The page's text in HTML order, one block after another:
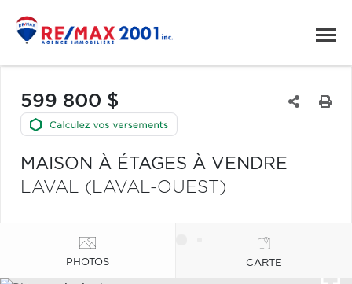
599 800 $
MAISON À ÉTAGES À VENDRE
LAVAL (LAVAL-OUEST)
PHOTOS CARTE